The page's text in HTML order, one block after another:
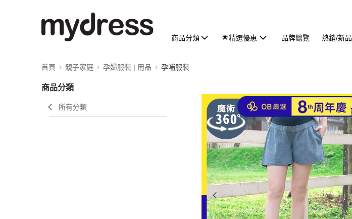
商品分類 🌟精選優惠 品牌總覽 熱銷/新品
首頁 親子家庭 孕婦服裝 | 用品 孕哺服裝
商品分類
所有分類